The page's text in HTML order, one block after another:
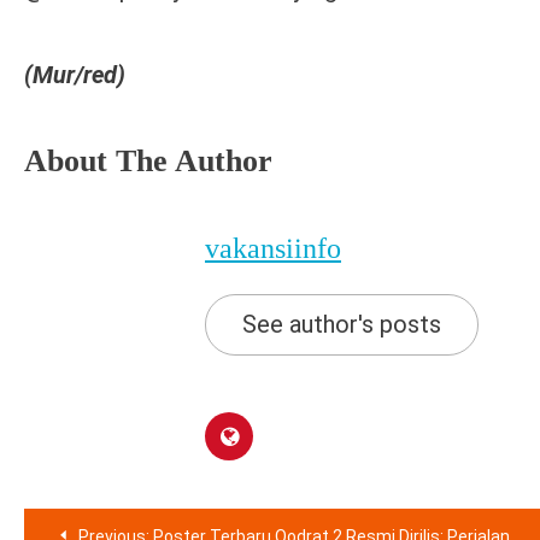
(Mur/red)
About The Author
vakansiinfo
See author's posts
Previous: Poster Terbaru Qodrat 2 Resmi Dirilis: Perjalanan Menuju Hari Kemenangan!